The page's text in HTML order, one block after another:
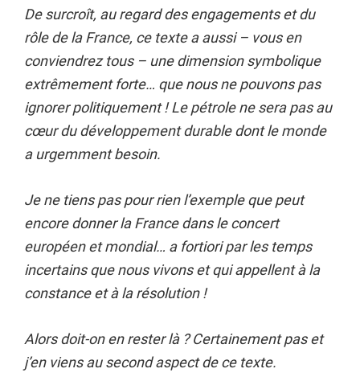
De surcroît, au regard des engagements et du
rôle de la France, ce texte a aussi – vous en
conviendrez tous – une dimension symbolique
extrêmement forte… que nous ne pouvons pas
ignorer politiquement ! Le pétrole ne sera pas au
cœur du développement durable dont le monde
a urgemment besoin.
Je ne tiens pas pour rien l’exemple que peut
encore donner la France dans le concert
européen et mondial… a fortiori par les temps
incertains que nous vivons et qui appellent à la
constance et à la résolution !
Alors doit-on en rester là ? Certainement pas et
j’en viens au second aspect de ce texte.